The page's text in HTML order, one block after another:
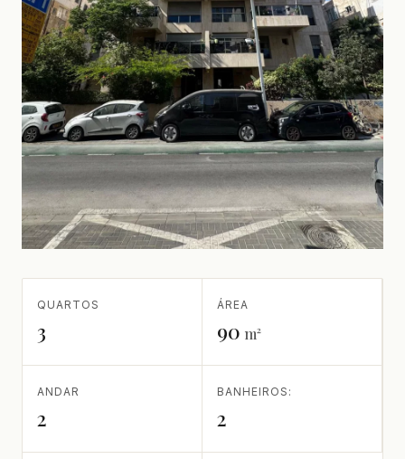
QUARTOS
3
ÁREA
90 m²
ANDAR
2
BANHEIROS:
2